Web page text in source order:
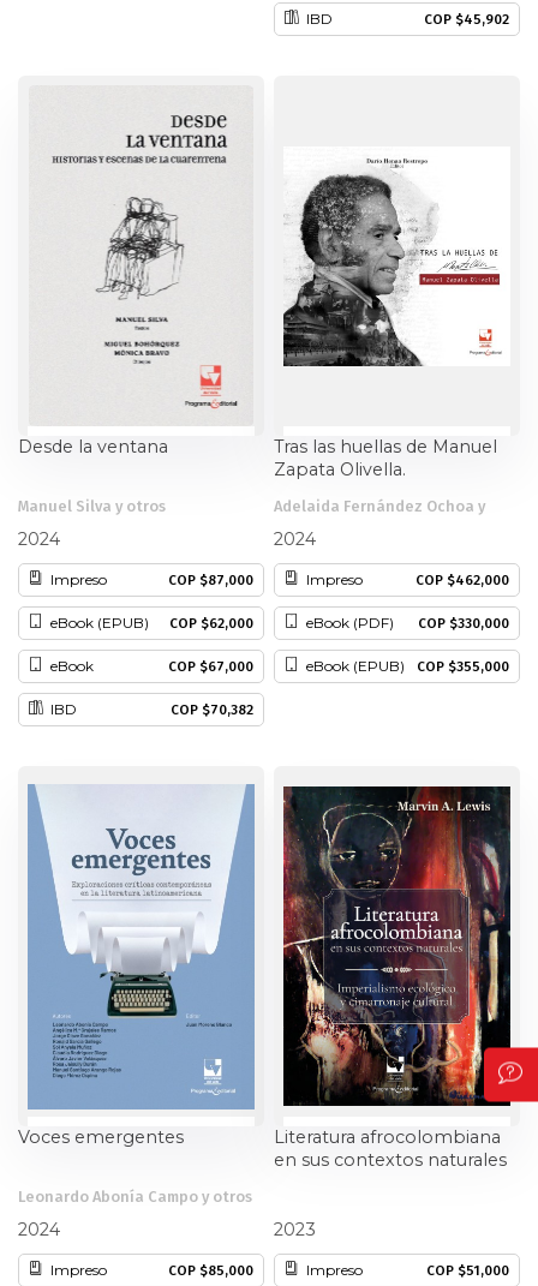
IBD COP $45,902
Desde la ventana
Manuel Silva y otros
2024
Impreso COP $87,000
eBook (EPUB) COP $62,000
eBook COP $67,000
IBD COP $70,382
Tras las huellas de Manuel
Zapata Olivella.
Adelaida Fernández Ochoa y
2024
eBook (PDF) COP $330,000
eBook (EPUB) COP $355,000
Impreso COP $462,000
Voces emergentes
Leonardo Abonía Campo y otros
2024
Impreso COP $85,000
Literatura afrocolombiana
en sus contextos naturales
2023
Impreso COP $51,000